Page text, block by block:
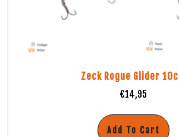
Zeck Rogue Glider
€14,95
Add To Cart